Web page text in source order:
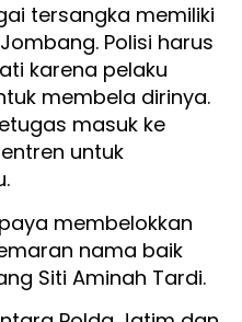
tersangka memiliki
Polisi harus
karena pelaku
membela dirinya.
masuk ke
untuk
membelokkan
nama baik
Siti Aminah Tardi.